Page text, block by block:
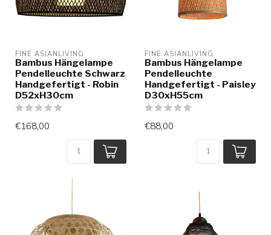
FINE ASIANLIVING
Bambus Hängelampe
Pendelleuchte Schwarz
Handgefertigt - Robin
D52xH30cm
€168,00
FINE ASIANLIVING
Bambus Hängelampe
Pendelleuchte
Handgefertigt - Paisley
D30xH55cm
€88,00